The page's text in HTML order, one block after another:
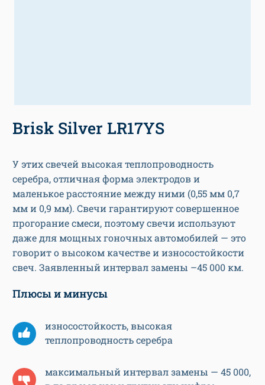
Brisk Silver LR17YS
У этих свечей высокая теплопроводность
серебра, отличная форма электродов и
маленькое расстояние между ними (0,55 мм 0,7
мм и 0,9 мм). Свечи гарантируют совершенное
прогорание смеси, поэтому свечи используют
даже для мощных гоночных автомобилей — это
говорит о высоком качестве и износостойкости
свеч. Заявленный интервал замены –45 000 км.
Плюсы и минусы
износостойкость, высокая
теплопроводность серебра
максимальный интервал замены — 45 000,